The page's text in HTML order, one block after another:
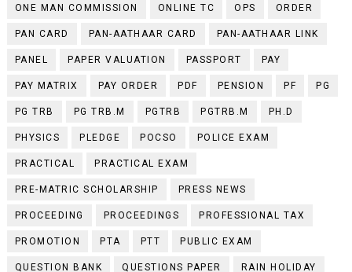
ONE MAN COMMISSION ONLINE TC OPS ORDER
PAN CARD PAN-AATHAAR CARD PAN-AATHAAR LINK
PANEL PAPER VALUATION PASSPORT PAY
PAY MATRIX PAY ORDER PDF PENSION PF PG
PG TRB PG TRB.M PGTRB PGTRB.M PH.D
PHYSICS PLEDGE POCSO POLICE EXAM
PRACTICAL PRACTICAL EXAM
PRE-MATRIC SCHOLARSHIP PRESS NEWS
PROCEEDING PROCEEDINGS PROFESSIONAL TAX
PROMOTION PTA PTT PUBLIC EXAM
QUESTION BANK QUESTIONS PAPER RAIN HOLIDAY